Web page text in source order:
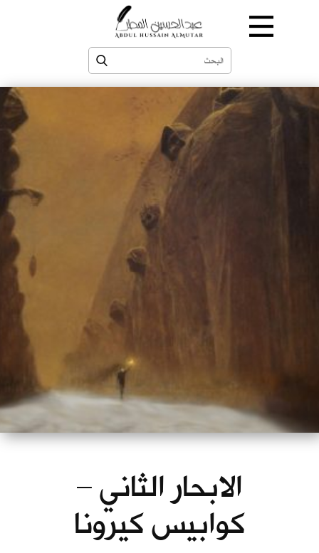
الابحار الثاني –
كوابيس كيرونا